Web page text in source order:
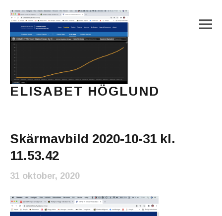
ELISABET HÖGLUND
Skärmavbild 2020-10-31 kl.
11.53.42
31 oktober, 2020